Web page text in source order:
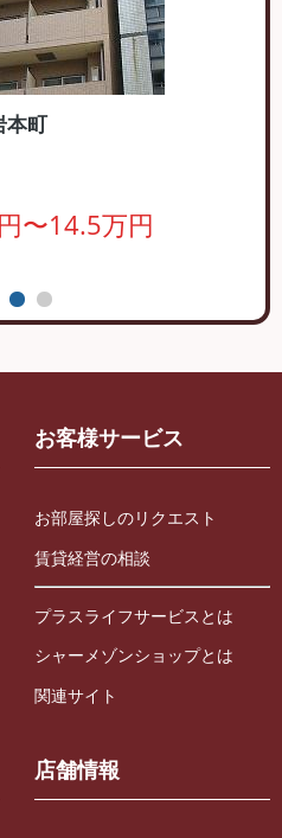
本町
〜14.5万円
お客様サービス
お部屋探しのリクエスト
賃貸経営の相談
プラスライフサービスとは
シャーメゾンショップとは
関連サイト
店舗情報